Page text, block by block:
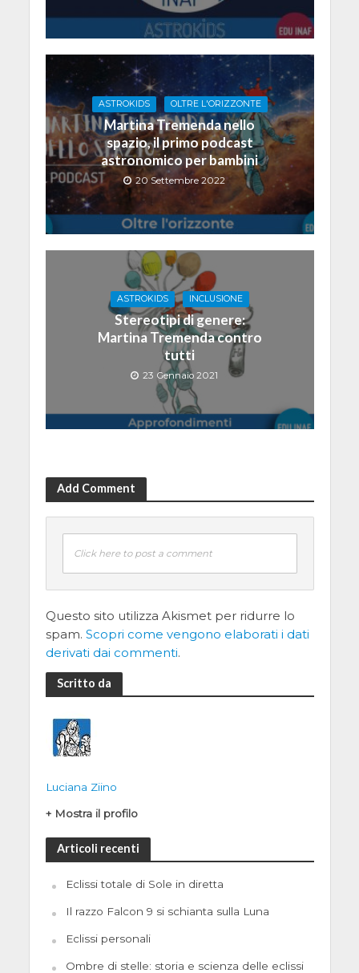
ASTROKIDS OLTRE L'ORIZZONTE
Martina Tremenda nello
spazio, il primo podcast
astronomico per bambini
20 Settembre 2022
ASTROKIDS INCLUSIONE
Stereotipi di genere:
Martina Tremenda contro
tutti
23 Gennaio 2021
Add Comment
Click here to post a comment
Questo sito utilizza Akismet per ridurre lo
spam. Scopri come vengono elaborati i dati
derivati dai commenti.
Scritto da
Luciana Ziino
+ Mostra il profilo
Articoli recenti
Eclissi totale di Sole in diretta
Il razzo Falcon 9 si schianta sulla Luna
Eclissi personali
Ombre di stelle: storia e scienza delle eclissi